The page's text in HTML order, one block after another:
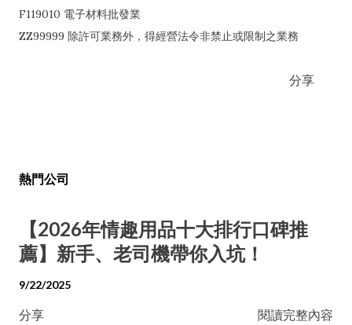
F119010 電子材料批發業
ZZ99999 除許可業務外，得經營法令非禁止或限制之業務
分享
熱門公司
【2026年情趣用品十大排行口碑推
薦】新手、老司機帶你入坑！
9/22/2025
分享 閱讀完整內容